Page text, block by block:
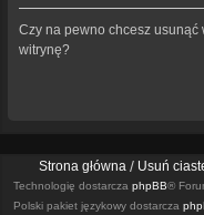
Czy na pewno chcesz usunąć
witrynę?
Strona główna Usuń
Technologię dostarcza phpBB®
Polski pakiet językowy dostarcza